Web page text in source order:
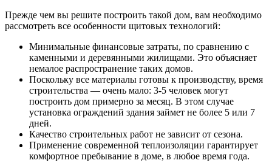
Прежде чем вы решите построить такой дом, вам необходимо
рассмотреть все особенности щитовых технологий:
Минимальные финансовые затраты, по сравнению с
каменными и деревянными жилищами. Это объясняет
немалое распространение таких домов.
Поскольку все материалы готовы к производству, время
строительства — очень мало: 3-5 человек могут
построить дом примерно за месяц. В этом случае
установка ограждений здания займет не более 5 или 7
дней.
Качество строительных работ не зависит от сезона.
Применение современной теплоизоляции гарантирует
комфортное пребывание в доме, в любое время года.